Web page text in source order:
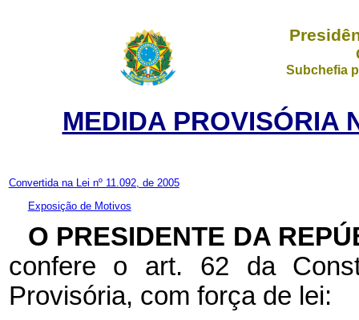
Subchefia
MEDIDA PROVISÓRIA
Convertida na Lei nº 11.092, de 2005
Exposição de Motivos
O PRESIDENTE DA
confere o art. 62 da
Provisória, com força de lei: